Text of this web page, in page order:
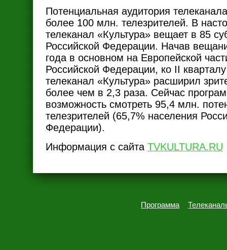
Потенциальная аудитория
более 100 млн. телезрителей. В
телеканал «Культура» вещает в 85
Российской Федерации. Начав
года в основном на Европейской
Российской Федерации, ко II
телеканал «Культура» расширил
более чем в 2,3 раза. Сейчас
возможность смотреть 95,4 млн.
телезрителей (65,7% населения
Федерации).
Информация с сайта TVKULTURA.RU
Программа